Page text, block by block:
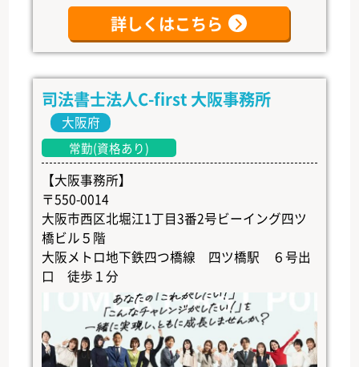
詳しくはこちら
司法書士法人C-first 大阪事務所
大阪府
常勤(資格あり)
【大阪事務所】
〒550-0014
大阪市西区北堀江1丁目3番2号ビーイング四ツ
橋ビル５階
大阪メトロ地下鉄四つ橋線 四ツ橋駅 ６号出
口 徒歩１分